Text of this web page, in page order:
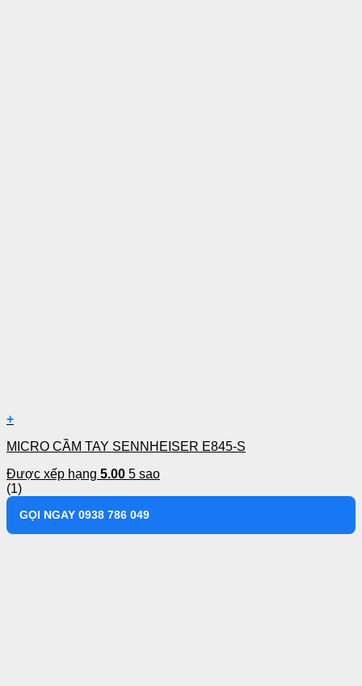
+
MICRO CẦM TAY SENNHEISER E845-S
Được xếp hạng 5.00 5 sao
(1)
GỌI NGAY 0938 786 049